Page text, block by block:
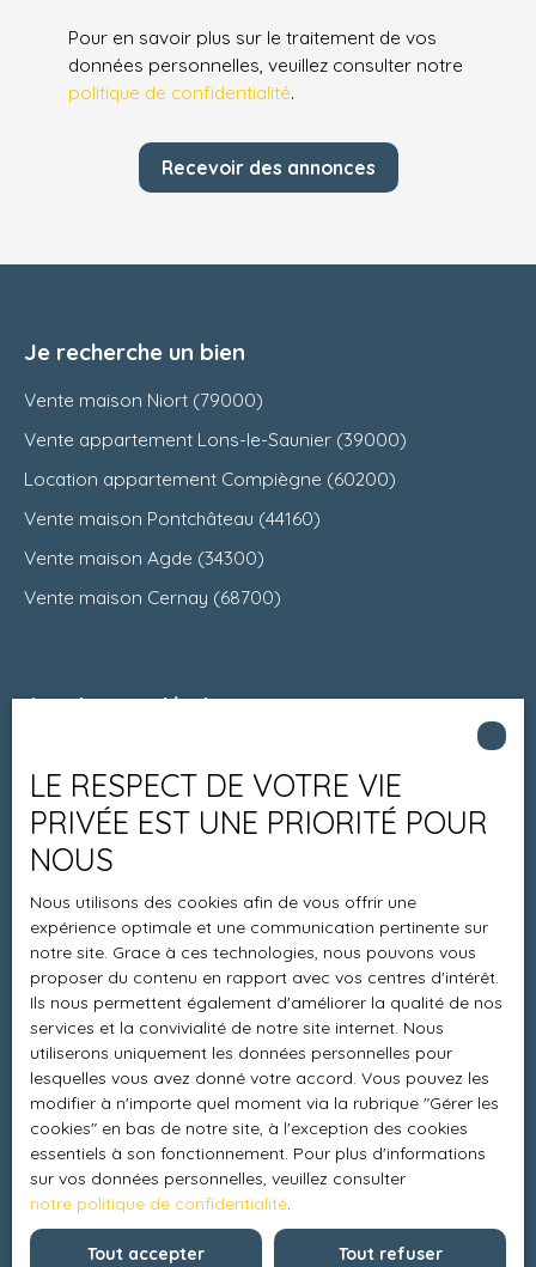
Pour en savoir plus sur le traitement de vos
données personnelles, veuillez consulter notre
politique de confidentialité.
Recevoir des annonces
Je recherche un bien
Vente maison Niort (79000)
Vente appartement Lons-le-Saunier (39000)
Location appartement Compiègne (60200)
Vente maison Pontchâteau (44160)
Vente maison Agde (34300)
Vente maison Cernay (68700)
Je suis propriétaire
Espace vendeur
Vendre avec nous
Charte 21
Contact
Informations
Recrutement
Honoraires
Mentions légales
Politique de confidentialité
Plan du site
LE RESPECT DE VOTRE VIE
PRIVÉE EST UNE PRIORITÉ POUR
NOUS
Nous utilisons des cookies afin de vous offrir une
expérience optimale et une communication pertinente sur
notre site. Grace à ces technologies, nous pouvons vous
proposer du contenu en rapport avec vos centres d'intérêt.
Ils nous permettent également d'améliorer la qualité de nos
services et la convivialité de notre site internet. Nous
utiliserons uniquement les données personnelles pour
lesquelles vous avez donné votre accord. Vous pouvez les
modifier à n'importe quel moment via la rubrique ″Gérer les
cookies″ en bas de notre site, à l'exception des cookies
essentiels à son fonctionnement. Pour plus d'informations
sur vos données personnelles, veuillez consulter
notre politique de confidentialité.
Tout accepter Tout refuser